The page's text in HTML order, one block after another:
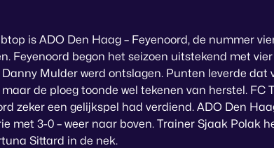
is ADO Den Haag – Feyenoord, de nummer
Feyenoord begon het seizoen uitstekend met
Mulder werd ontslagen. Punten leverde dat
de ploeg toonde wel tekenen van herstel. FC
zeker een gelijkspel had verdiend. ADO Den
met 3-0 – weer naar boven. Trainer Sjaak Polak
Sittard in de nek.